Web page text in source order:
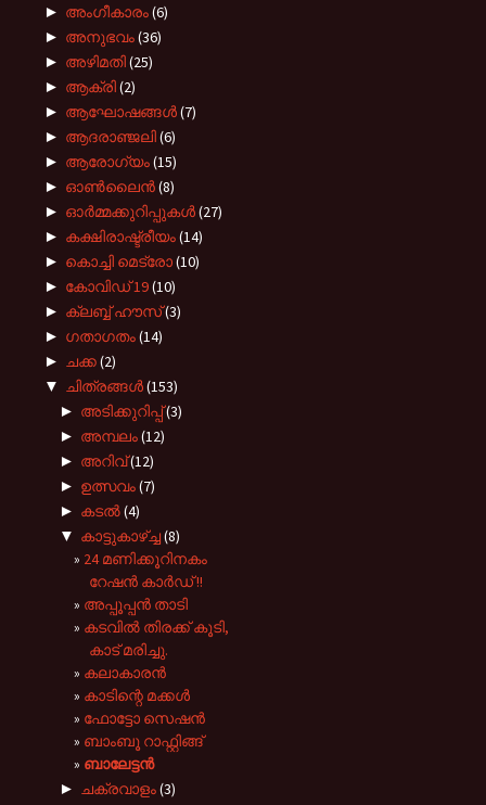
► അംഗീകാരം(6)
► അനുഭവം(36)
► അഴിമതി(25)
► ആക്രി(2)
► ആഘോഷങ്ങൾ(7)
► ആദരാഞ്ജലി(6)
► ആരോഗ്യം(15)
► ഓൺലൈൻ(8)
► ഓർമ്മക്കുറിപ്പുകൾ(27)
► കക്ഷിരാഷ്ട്രീയം(14)
► കൊച്ചി മെട്രോ(10)
► കോവിഡ് 19(10)
► ക്ലബ്ബ് ഹൗസ്(3)
► ഗതാഗതം(14)
► ചക്ക(2)
▼ ചിത്രങ്ങൾ(153)
► അടിക്കുറിപ്പ്(3)
► അമ്പലം(12)
► അറിവ്(12)
► ഉത്സവം(7)
► കടല്‍(4)
▼ കാട്ടുകാഴ്ച്ച(8)
24 മണിക്കൂറിനകം
റേഷൻ കാർഡ് !!
അപ്പൂപ്പന്‍ താടി
കടവിൽ തിരക്ക് കൂടി,
കാട് മരിച്ചു.
കലാകാരൻ
കാടിന്റെ മക്കള്‍
ഫോട്ടോ സെഷന്‍
ബാംബൂ റാഫ്റ്റിങ്ങ്
ബാലേട്ടൻ
► ചക്രവാളം(3)